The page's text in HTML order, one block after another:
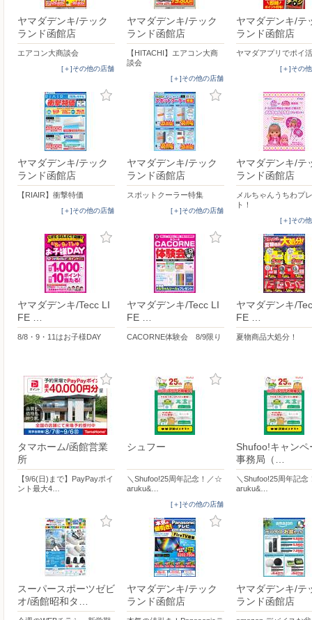
ヤマダデンキ/テック
ランド函館店
エアコン大商談会
[＋]その他の店舗
ヤマダデンキ/テック
ランド函館店
【HITACHI】エアコン大商
談会
[＋]その他の店舗
ヤマダデンキ/テ
ランド函館店
ヤマダアプリでポイ活
[＋]その
ヤマダデンキ/テック
ランド函館店
【RIAIR】衝撃特価
[＋]その他の店舗
ヤマダデンキ/テック
ランド函館店
スポットクーラー特集
[＋]その他の店舗
ヤマダデンキ/テ
ランド函館店
メルちゃんうちわプ
ト！
[＋]その
ヤマダデンキ/Tecc LI
FE …
8/8・9・11はお子様DAY
ヤマダデンキ/Tecc LI
FE …
CACORNE体験会 8/9限り
ヤマダデンキ/
FE …
夏物商品大処分！
タマホーム/函館営業
所
【9/6(日)まで】PayPayポイ
ント最大4…
シュフー
＼Shufoo!25周年記念！／☆
aruku&…
[＋]その他の店舗
Shufoo!キャンペ
事務局（…
＼Shufoo!25周年記
aruku&…
スーパースポーツゼビ
オ/函館昭和タ…
ヤマダデンキ/テック
ランド函館店
ヤマダデンキ/テ
ランド函館店